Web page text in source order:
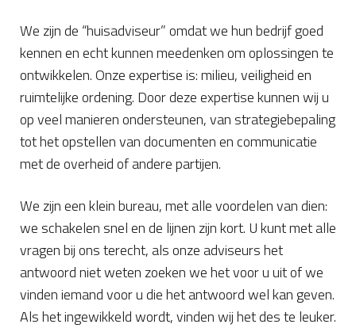
We zijn de “huisadviseur” omdat we hun bedrijf goed
kennen en echt kunnen meedenken om oplossingen te
ontwikkelen. Onze expertise is: milieu, veiligheid en
ruimtelijke ordening. Door deze expertise kunnen wij u
op veel manieren ondersteunen, van strategiebepaling
tot het opstellen van documenten en communicatie
met de overheid of andere partijen.
We zijn een klein bureau, met alle voordelen van dien:
we schakelen snel en de lijnen zijn kort. U kunt met alle
vragen bij ons terecht, als onze adviseurs het
antwoord niet weten zoeken we het voor u uit of we
vinden iemand voor u die het antwoord wel kan geven.
Als het ingewikkeld wordt, vinden wij het des te leuker.